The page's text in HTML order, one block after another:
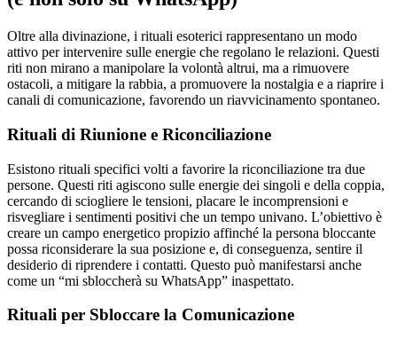
Oltre alla divinazione, i rituali esoterici rappresentano un modo
attivo per intervenire sulle energie che regolano le relazioni. Questi
riti non mirano a manipolare la volontà altrui, ma a rimuovere
ostacoli, a mitigare la rabbia, a promuovere la nostalgia e a riaprire i
canali di comunicazione, favorendo un riavvicinamento spontaneo.
Rituali di Riunione e Riconciliazione
Esistono rituali specifici volti a favorire la riconciliazione tra due
persone. Questi riti agiscono sulle energie dei singoli e della coppia,
cercando di sciogliere le tensioni, placare le incomprensioni e
risvegliare i sentimenti positivi che un tempo univano. L’obiettivo è
creare un campo energetico propizio affinché la persona bloccante
possa riconsiderare la sua posizione e, di conseguenza, sentire il
desiderio di riprendere i contatti. Questo può manifestarsi anche
come un “mi sbloccherà su WhatsApp” inaspettato.
Rituali per Sbloccare la Comunicazione